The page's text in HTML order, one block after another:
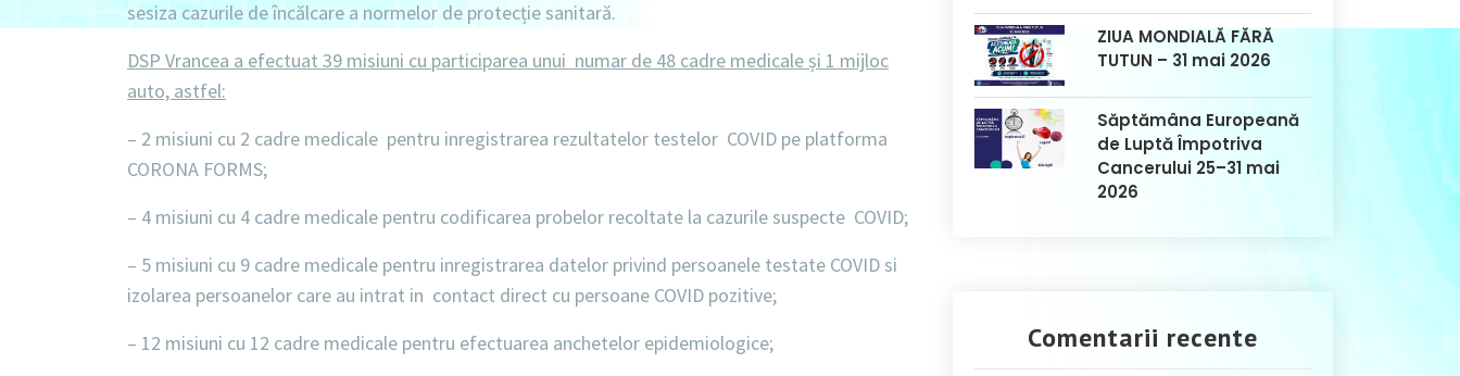
sesiza cazurile de încălcare a normelor de protecție sanitară.
DSP Vrancea a efectuat 39 misiuni cu participarea unui numar de 48 cadre medicale și 1 mijloc
auto, astfel:
– 2 misiuni cu 2 cadre medicale pentru inregistrarea rezultatelor testelor COVID pe platforma
CORONA FORMS;
– 4 misiuni cu 4 cadre medicale pentru codificarea probelor recoltate la cazurile suspecte COVID;
– 5 misiuni cu 9 cadre medicale pentru inregistrarea datelor privind persoanele testate COVID si
izolarea persoanelor care au intrat in contact direct cu persoane COVID pozitive;
– 12 misiuni cu 12 cadre medicale pentru efectuarea anchetelor epidemiologice;
ZIUA MONDIALĂ FĂRĂ
TUTUN – 31 mai 2026
Săptămâna Europeană
de Luptă Împotriva
Cancerului 25–31 mai
2026
Comentarii recente